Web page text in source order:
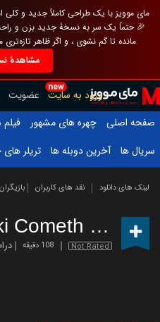
مای موویز با یک طراحی کاملاً جدید و کلی
🎉 حتماً یک سر به نسخهٔ جدید بزن و
مانده تا گم نشوی ، و اگر ظاهر
مشاهدهٔ
new
ورود به سایت عضویت
صفحه اصلی
چهره های مشهور
فیلم
سریال ها
آخرین دوبله ها تریلر
لینک های دانلود نقد های کاربران
Teki Cometh
(2024)
Not Rated 108 دقیقه